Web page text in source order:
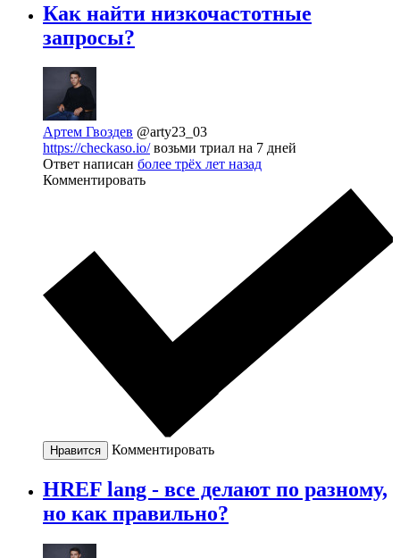
Как найти низкочастотные
запросы?
Артем Гвоздев @arty23_03
https://checkaso.io/возьми триал на 7 дней
Ответ написан более трёх лет назад
Комментировать
Нравится Комментировать
HREF lang - все делают по разному,
но как правильно?